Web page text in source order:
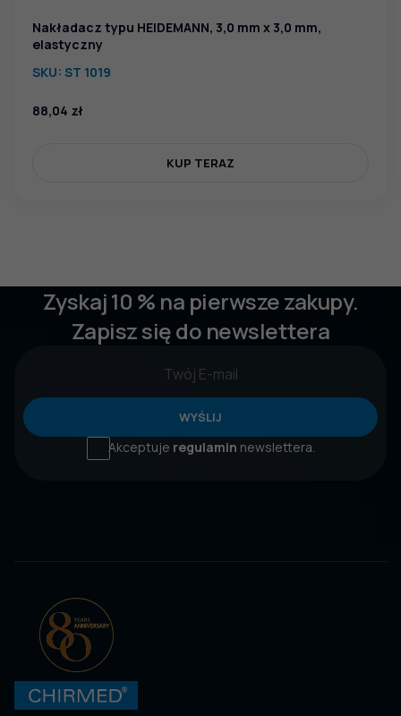
Nakładacz typu HEIDEMANN, 3,0 mm x 3,0 mm,
elastyczny
SKU: ST 1019
88,04 zł
KUP TERAZ
Zyskaj 10 % na pierwsze zakupy.
Zapisz się do newslettera
WYŚLIJ
Akceptuje regulamin newslettera.